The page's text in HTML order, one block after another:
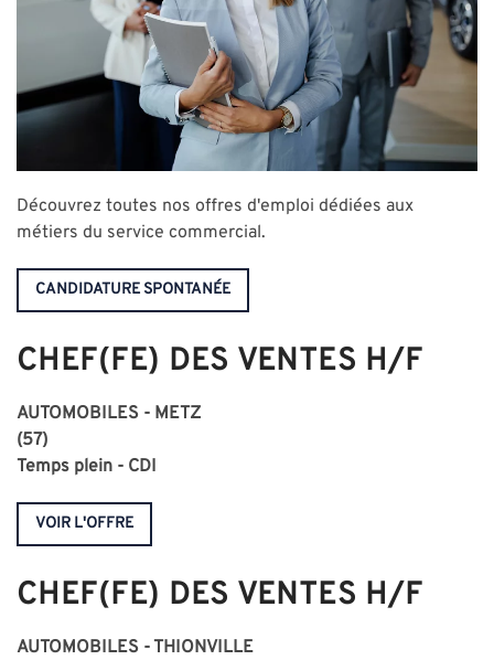
Découvrez toutes nos offres d'emploi dédiées aux
métiers du service commercial.
CANDIDATURE SPONTANÉE
CHEF(FE) DES VENTES H/F
AUTOMOBILES - METZ
(57)
Temps plein - CDI
VOIR L'OFFRE
CHEF(FE) DES VENTES H/F
AUTOMOBILES - THIONVILLE